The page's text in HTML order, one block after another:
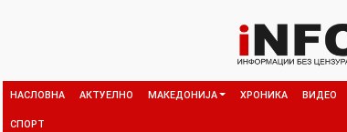
НАСЛОВНА АКТУЕЛНО МАКЕДОНИЈА ХРОНИКА ВИДЕО
СПОРТ